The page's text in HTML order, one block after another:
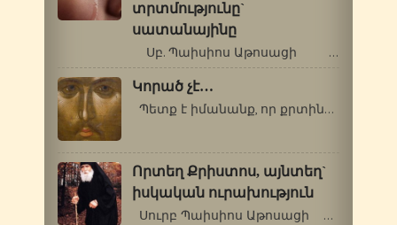
տրտմությունը`
սատանայինը
Սբ. Պաիսիոս Աթոսացի …
Կորած չէ…
Պետք է իմանանք, որ քրտինքը, որ…
Որտեղ Քրիստոս, այնտեղ`
իսկական ուրախություն
Սուրբ Պաիսիոս Աթոսացի …